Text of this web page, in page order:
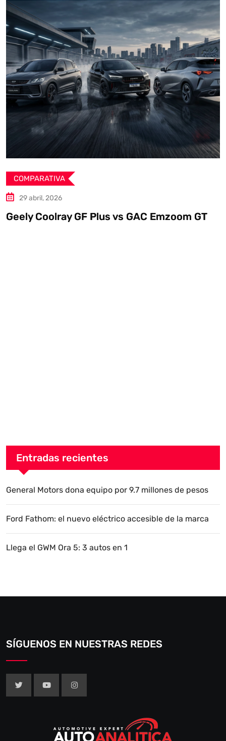
vs GAC Emzoom GT
Análisis de
Entradas recientes
General Motors dona equipo por 9.7 millones de pesos
Ford Fathom: el nuevo eléctrico accesible de la marca
Llega el GWM Ora 5: 3 autos en 1
SÍGUENOS EN NUESTRAS REDES